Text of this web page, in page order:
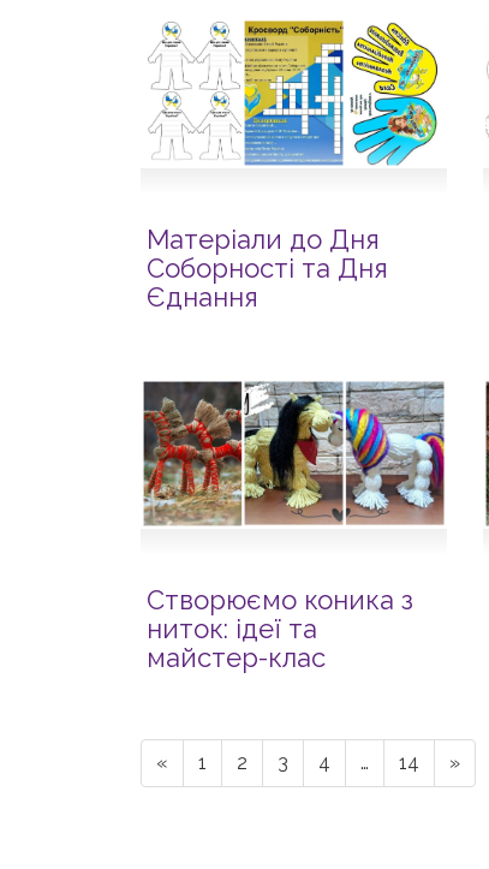
Матеріали до Дня
Соборності та Дня
Єднання
Створюємо коника з
ниток: ідеї та
майстер-клас
« 1 2 3 4 … 14 »